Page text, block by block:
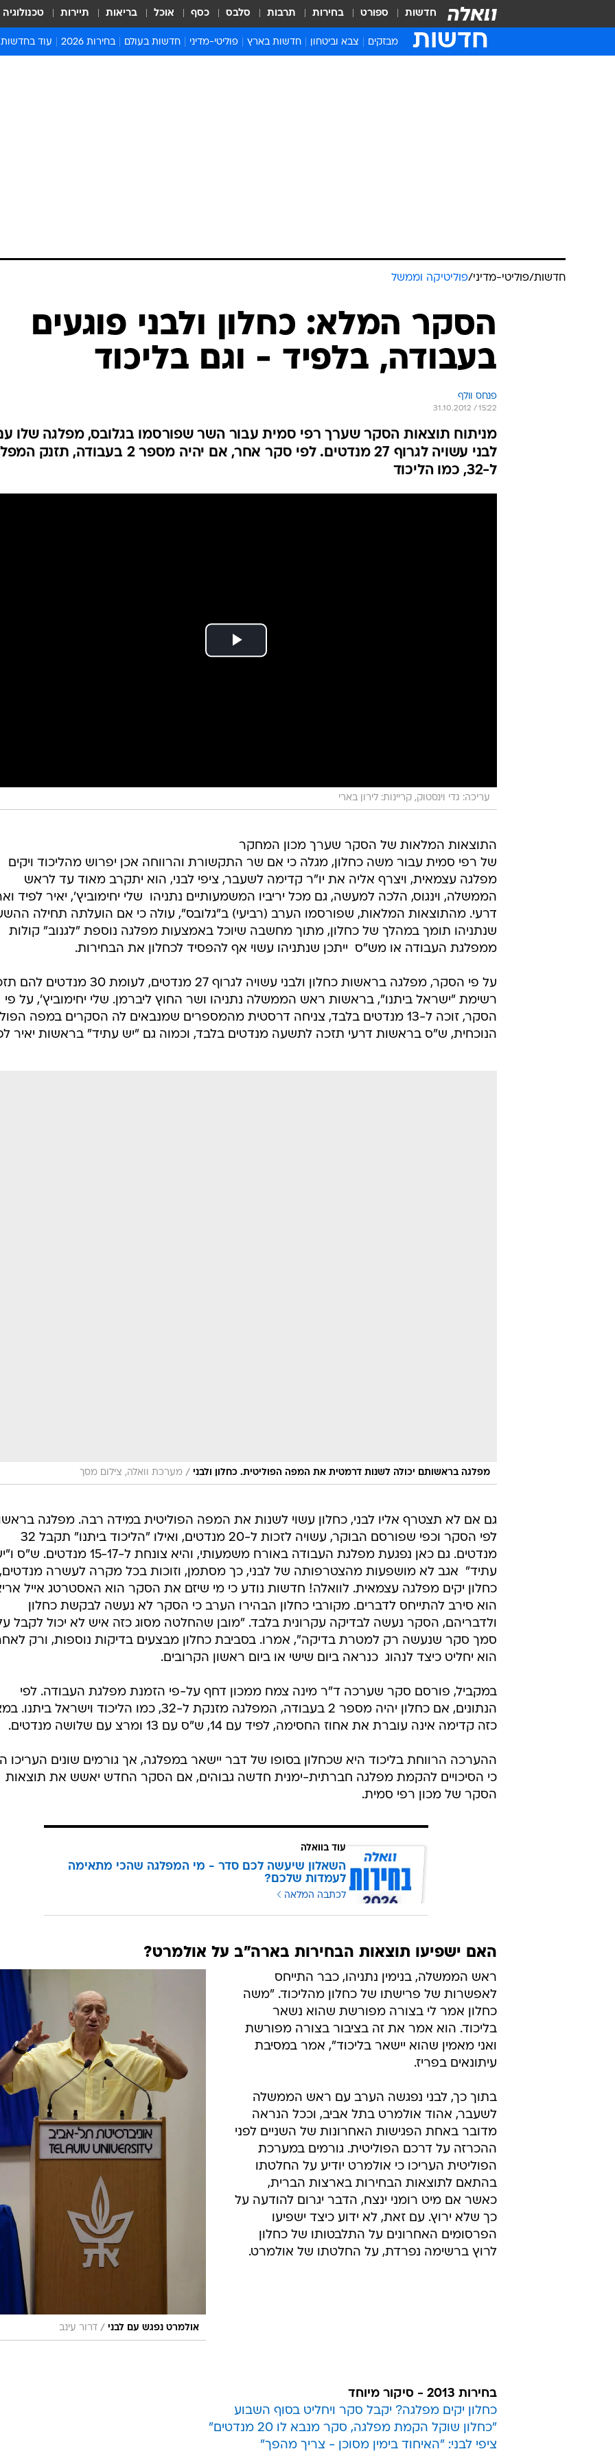
חדשות ספורט בחירות תרבות סלבס כסף אוכל בריאות תיירות טכנולוגיה
חדשות מבזקים צבא וביטחון חדשות בארץ פוליטי-מדיני חדשות בעולם בחירות 2026 עוד בחדשות
המייל האדום
חדשות/פוליטי-מדיני/פוליטיקה וממשל
הסקר המלא: כחלון ולבני פוגעים
בעבודה, בלפיד - וגם בליכוד
פנחס וולף
31.10.2012 / 15:22
מניתוח תוצאות הסקר שערך רפי סמית עבור השר שפורסמו בגלובס, מפלגה שלו
לבני עשויה לגרוף 27 מנדטים. לפי סקר אחר, אם יהיה מספר 2 בעבודה,
ל-32, כמו הליכוד
עריכה: גדי וינסטוק, קריינות: לירון בארי
התוצאות המלאות של הסקר שערך מכון המחקר
של רפי סמית עבור משה כחלון, מגלה כי אם שר התקשורת והרווחה אכן יפרוש מהליכוד ויקים
מפלגה עצמאית, ויצרף אליה את יו"ר קדימה לשעבר, ציפי לבני, הוא יתקרב מאוד עד לראש
הממשלה, וינגוס, הלכה למעשה, גם מכל יריביו המשמעותיים נתניהו  שלי יחימוביץ', יאיר לפיד
דרעי. מהתוצאות המלאות, שפורסמו הערב (רביעי) ב"גלובס", עולה כי אם הועלתה תחילה
שנתניהו תומך במהלך של כחלון, מתוך מחשבה שיוכל באמצעות מפלגה נוספת "לגנוב" קולות
ממפלגת העבודה או מש"ס  ייתכן שנתניהו עשוי אף להפסיד לכחלון את הבחירות.
על פי הסקר, מפלגה בראשות כחלון ולבני עשויה לגרוף 27 מנדטים, לעומת 30
רשימת "ישראל ביתנו", בראשות ראש הממשלה נתניהו ושר החוץ ליברמן. שלי יחימוביץ', על פי
הסקר, זוכה ל-13 מנדטים בלבד, צניחה דרסטית מהמספרים שמנבאים לה הסקרים במפה
הנוכחית, ש"ס בראשות דרעי תזכה לתשעה מנדטים בלבד, וכמוה גם "יש עתיד" בראשות יאיר
מפלגה בראשותם יכולה לשנות דרמטית את המפה הפוליטית. כחלון ולבני / מערכת וואלה, צילום מסך
גם אם לא תצטרף אליו לבני, כחלון עשוי לשנות את המפה הפוליטית במידה רבה. מפלגה
לפי הסקר וכפי שפורסם הבוקר, עשויה לזכות ל-20 מנדטים, ואילו "הליכוד ביתנו" תקבל 32
מנדטים. גם כאן נפגעת מפלגת העבודה באורח משמעותי, והיא צונחת ל-15-17 מנדטים.
עתיד"  אגב לא מושפעות מהצטרפותה של לבני, כך מסתמן, וזוכות בכל מקרה לעשרה
כחלון יקים מפלגה עצמאית. לוואלה! חדשות נודע כי מי שיזם את הסקר הוא האסטרטג אייל
הוא סירב להתייחס לדברים. מקורבי כחלון הבהירו הערב כי הסקר לא נעשה לבקשת כחלון
ולדבריהם, הסקר נעשה לבדיקה עקרונית בלבד. "מובן שהחלטה מסוג כזה איש לא יכול לקבל
סמך סקר שנעשה רק למטרת בדיקה", אמרו. בסביבת כחלון מבצעים בדיקות נוספות, ורק
הוא יחליט כיצד לנהוג  כנראה ביום שישי או ביום ראשון הקרובים.
במקביל, פורסם סקר שערכה ד"ר מינה צמח ממכון דחף על-פי הזמנת מפלגת העבודה. לפי
הנתונים, אם כחלון יהיה מספר 2 בעבודה, המפלגה מזנקת ל-32, כמו הליכוד וישראל
כזה קדימה אינה עוברת את אחוז החסימה, לפיד עם 14, ש"ס עם 13 ומרצ עם שלושה מנדטים.
ההערכה הרווחת בליכוד היא שכחלון בסופו של דבר יישאר במפלגה, אך גורמים שונים העריכו
כי הסיכויים להקמת מפלגה חברתית-ימנית חדשה גבוהים, אם הסקר החדש יאשש את תוצאות
הסקר של מכון רפי סמית.
עוד בוואלה
השאלון שיעשה לכם סדר - מי המפלגה שהכי מתאימה
לעמדות שלכם?
לכתבה המלאה
האם ישפיעו תוצאות הבחירות בארה"ב על אולמרט?
אולמרט נפגש עם לבני / דרור עינב
ראש הממשלה, בנימין נתניהו, כבר התייחס
לאפשרות של פרישתו של כחלון מהליכוד. "משה
כחלון אמר לי בצורה מפורשת שהוא נשאר
בליכוד. הוא אמר את זה בציבור בצורה מפורשת
ואני מאמין שהוא יישאר בליכוד", אמר במסיבת
עיתונאים בפריז.
בתוך כך, לבני נפגשה הערב עם ראש הממשלה
לשעבר, אהוד אולמרט בתל אביב, וככל הנראה
מדובר באחת הפגישות האחרונות של השניים לפני
ההכרזה על דרכם הפוליטית. גורמים במערכת
הפוליטית העריכו כי אולמרט יודיע על החלטתו
בהתאם לתוצאות הבחירות בארצות הברית,
כאשר אם מיט רומני ינצח, הדבר יגרום להודעה על
כך שלא ירוץ. עם זאת, לא ידוע כיצד ישפיעו
הפרסומים האחרונים על התלבטותו של כחלון
לרוץ ברשימה נפרדת, על החלטתו של אולמרט.
בחירות 2013 - סיקור מיוחד
כחלון יקים מפלגה? יקבל סקר ויחליט בסוף השבוע
"כחלון שוקל הקמת מפלגה, סקר מנבא לו 20 מנדטים"
ציפי לבני: "האיחוד בימין מסוכן - צריך מהפך"